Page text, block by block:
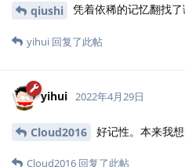
qiushi 凭着依稀的记忆翻找
yihui 回复了此帖
yihui 2022年4月29日
Cloud2016 好记性。本来我
Cloud2016 回复了此帖